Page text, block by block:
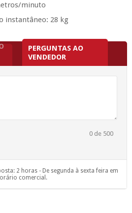
minuto
instantâneo: 28 kg
PERGUNTAS AO
VENDEDOR
0 de 500
2 horas - De segunda à sexta feira em
comercial.